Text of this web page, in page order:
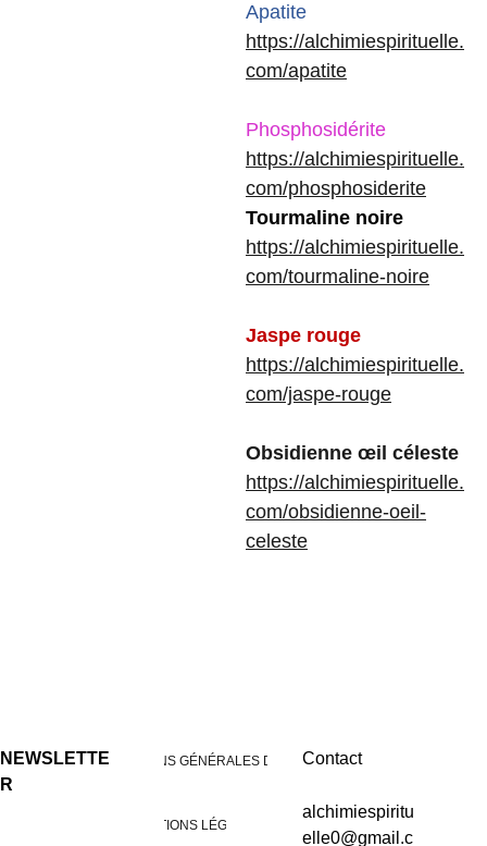
Apatite
https://alchimiespirituelle.
com/apatite
Phosphosidérite
https://alchimiespirituelle.
com/phosphosiderite
Tourmaline noire
https://alchimiespirituelle.
com/tourmaline-noire
Jaspe rouge
https://alchimiespirituelle.
com/jaspe-rouge
Obsidienne œil céleste
https://alchimiespirituelle.
com/obsidienne-oeil-
celeste
NEWSLETTE
R
Contact
alchimiespiritu
elle0@gmail.c
CONDITIONS GÉNÉRALES DE VENTES
MENTIONS LÉGALES